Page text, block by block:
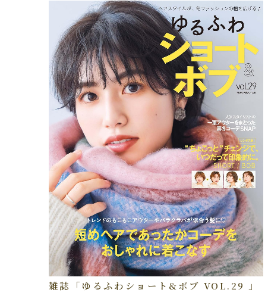
雑誌「ゆるふわショート&ボブ VOL.29 」